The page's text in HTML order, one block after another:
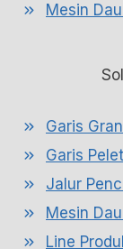
Mesin
Garis
Garis
Jalur
Mesin
Line